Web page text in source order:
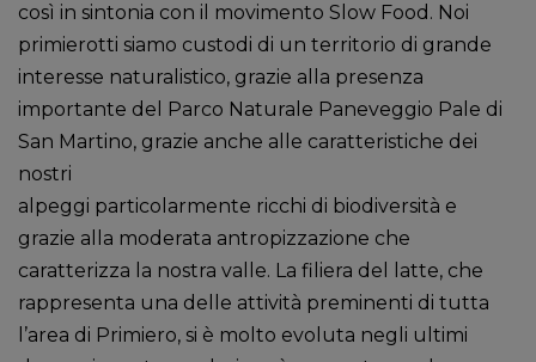
così in sintonia con il movimento Slow Food. Noi
primierotti siamo custodi di un territorio di grande
interesse naturalistico, grazie alla presenza
importante del Parco Naturale Paneveggio Pale di
San Martino, grazie anche alle caratteristiche dei
nostri
alpeggi particolarmente ricchi di biodiversità e
grazie alla moderata antropizzazione che
caratterizza la nostra valle. La filiera del latte, che
rappresenta una delle attività preminenti di tutta
l’area di Primiero, si è molto evoluta negli ultimi